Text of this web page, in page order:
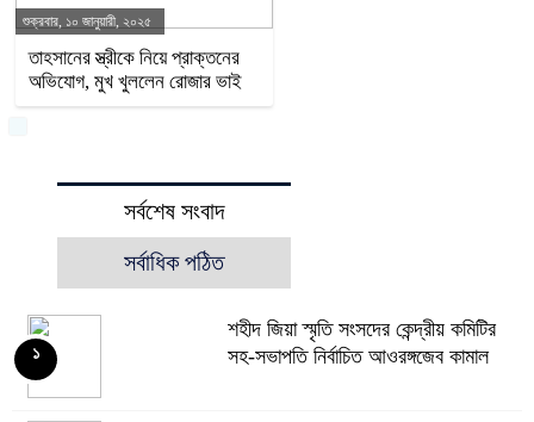
শুক্রবার, ১০ জানুয়ারী, ২০২৫
তাহসানের স্ত্রীকে নিয়ে প্রাক্তনের
অভিযোগ, মুখ খুললেন রোজার ভাই
সর্বশেষ সংবাদ
সর্বাধিক পঠিত
শহীদ জিয়া স্মৃতি সংসদের কেন্দ্রীয় কমিটির
সহ-সভাপতি নির্বাচিত আওরঙ্গজেব কামাল
১